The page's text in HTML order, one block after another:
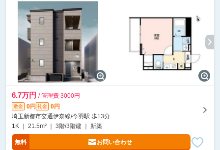
6.7万円 / 管理費 3000円
敷金 0円 礼金
0円
埼玉新都市交通伊奈線/今羽駅 歩13分
1K ｜ 21.5m² ｜ 3階/3階建 ｜ 新築
無料 お問い合わせ